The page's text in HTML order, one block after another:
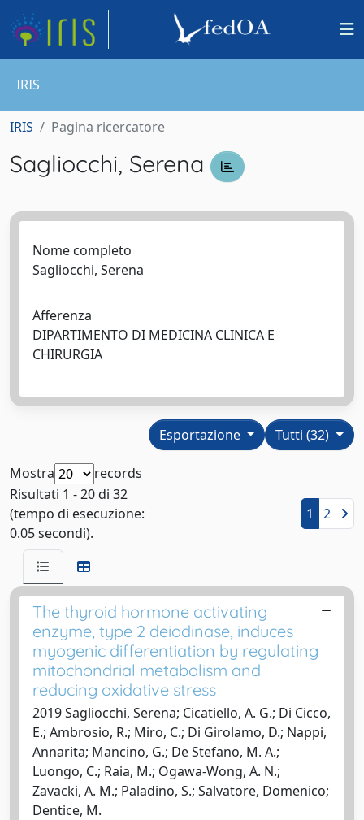
IRIS
IRIS Pagina ricercatore
Sagliocchi, Serena
Nome completo
Sagliocchi, Serena
Afferenza
DIPARTIMENTO DI MEDICINA CLINICA E
CHIRURGIA
Tutti (32)
Esportazione
Mostra
records
Risultati 1 - 20 di 32
(tempo di esecuzione:
0.05 secondi).
1 2
The thyroid hormone activating
enzyme, type 2 deiodinase, induces
myogenic differentiation by regulating
mitochondrial metabolism and
reducing oxidative stress
2019 Sagliocchi, Serena; Cicatiello, A. G.; Di Cicco,
E.; Ambrosio, R.; Miro, C.; Di Girolamo, D.; Nappi,
Annarita; Mancino, G.; De Stefano, M. A.;
Luongo, C.; Raia, M.; Ogawa-Wong, A. N.;
Zavacki, A. M.; Paladino, S.; Salvatore, Domenico;
Dentice, M.